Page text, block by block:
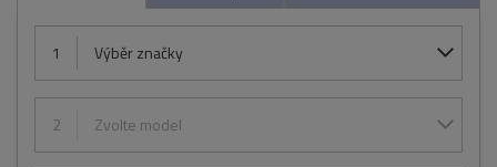
1 Výběr značky
2 Zvolte model